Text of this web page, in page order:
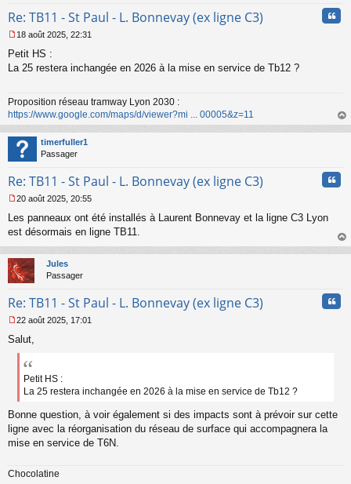
Re: TB11 - St Paul - L. Bonnevay (ex ligne C3)
e
s
g
e
n
o
n
l
18 août 2025, 22:31
Petit HS :
La 25 restera inchangée en 2026 à la mise en service de Tb12 ?
Proposition réseau tramway Lyon 2030 :
https://www.google.com/maps/d/viewer?mi ... 00005&z=11
au
timerfuller1
Passager
Re: TB11 - St Paul - L. Bonnevay (ex ligne C3)
e
s
a
g
e
o
l
u
20 août 2025, 20:55
Les panneaux ont été installés à Laurent Bonnevay et la ligne C3 Lyon
est désormais en ligne TB11.
au
Jules
Passager
Re: TB11 - St Paul - L. Bonnevay (ex ligne C3)
e
s
n
n
l
22 août 2025, 17:01
Salut,
Petit HS :
La 25 restera inchangée en 2026 à la mise en service de Tb12 ?
Bonne question, à voir également si des impacts sont à prévoir sur cette
ligne avec la réorganisation du réseau de surface qui accompagnera la
mise en service de T6N.
Chocolatine